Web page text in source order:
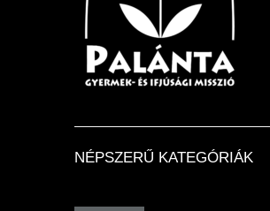
NÉPSZERŰ KATEGÓRIÁK